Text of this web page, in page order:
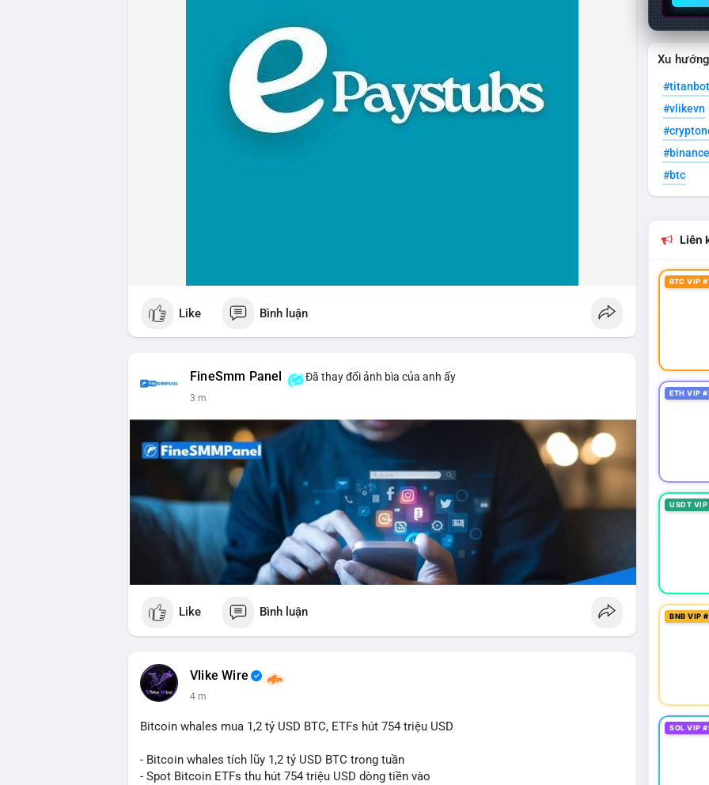
Like Bình luận
FineSmm Panel Đã thay đổi ảnh bìa của anh ấy
3 m
Like Bình luận
Vlike Wire
4 m
Bitcoin whales mua 1,2 tỷ USD BTC, ETFs hút 754 triệu USD
- Bitcoin whales tích lũy 1,2 tỷ USD BTC trong tuần
- Spot Bitcoin ETFs thu hút 754 triệu USD dòng tiền vào
Xu
#titanbot
#vlikevn
#btc
Liên
BTC VIP
ETH VIP
USDT
BNB VIP
SOL VIP